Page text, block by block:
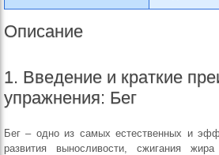
Описание
1. Введение и краткие
упражнения: Бег
Бег – одно из самых естественных и
развития выносливости, сжигания